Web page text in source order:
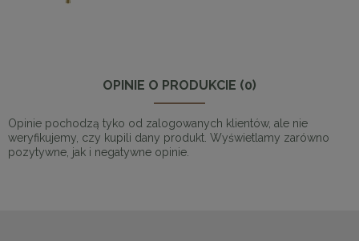
OPINIE O PRODUKCIE (0)
Opinie pochodzą tyko od zalogowanych klientów, ale nie
weryfikujemy, czy kupili dany produkt. Wyświetlamy zarówno
pozytywne, jak i negatywne opinie.